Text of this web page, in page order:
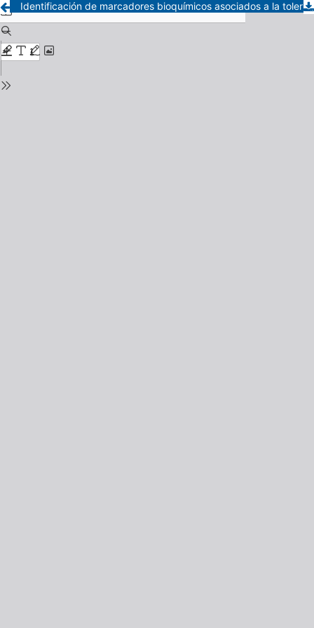
Identificación de marcadores bioquímicos asociados a la tolerancia al estrés hídrico en trigo (Triticum aestivum L.) en la región semiárida pampeana